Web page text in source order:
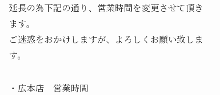
延長の為下記の通り、営業時間を変更させて頂き
ます。
ご迷惑をおかけしますが、よろしくお願い致しま
す。
・広本店 営業時間